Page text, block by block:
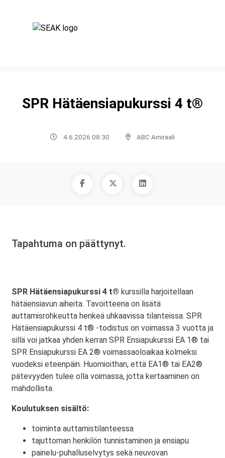
SPR Hätäensiapukurssi 4 t®
4.6.2026 08:30 ABC Amiraali
Tapahtuma on päättynyt.
SPR Hätäensiapukurssi 4 t® kurssilla harjoitellaan
hätäensiavun aiheita. Tavoitteena on lisätä
auttamisrohkeutta henkeä uhkaavissa tilanteissa. SPR
Hätäensiapukurssi 4 t® -todistus on voimassa 3 vuotta ja
sillä voi jatkaa yhden kerran SPR Ensiapukurssi EA 1® tai
SPR Ensiapukurssi EA 2® voimassaoloaikaa kolmeksi
vuodeksi eteenpäin. Huomioithan, että EA1® tai EA2®
pätevyyden tulee olla voimassa, jotta kertaaminen on
mahdollista.
Koulutuksen sisältö:
toiminta auttamistilanteessa
tajuttoman henkilön tunnistaminen ja ensiapu
painelu-puhalluselvytys sekä neuvovan